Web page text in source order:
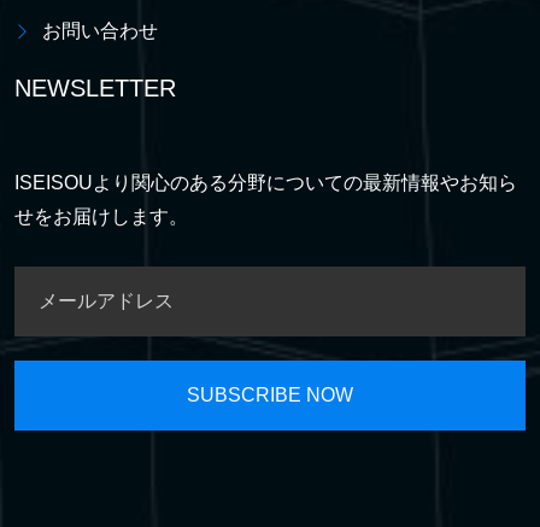
お問い合わせ
NEWSLETTER
ISEISOUより関心のある分野についての最新情報やお知ら
せをお届けします。